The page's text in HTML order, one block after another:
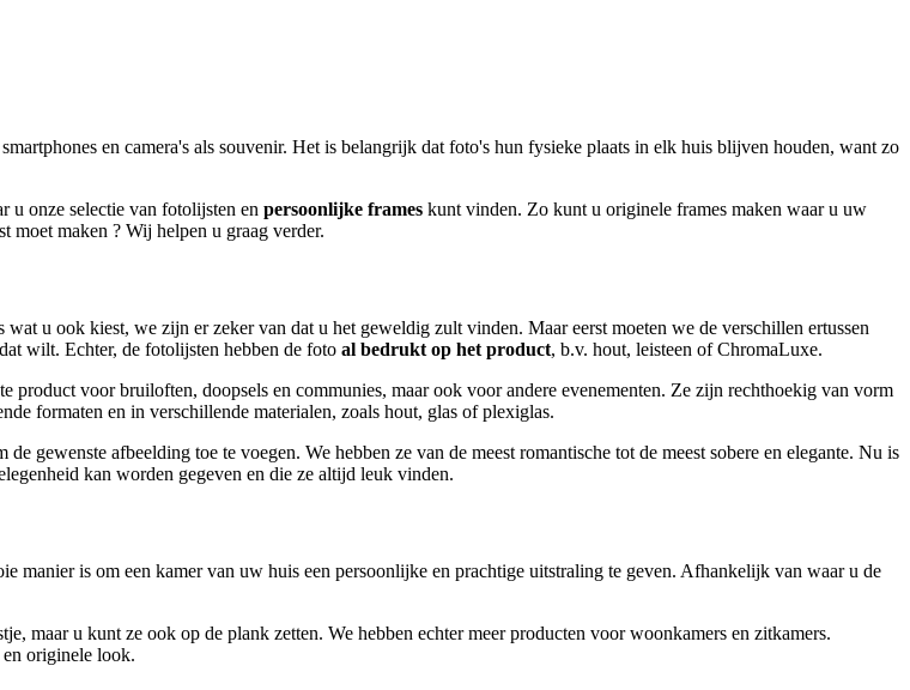
en camera's als souvenir. Het is belangrijk dat foto's hun fysieke plaats in elk huis blijven houden, want zo
u onze selectie van fotolijsten en persoonlijke frames kunt vinden. Zo kunt u originele frames maken waar u uw
moet maken ? Wij helpen u graag verder.
wat u ook kiest, we zijn er zeker van dat u het geweldig zult vinden. Maar eerst moeten we de verschillen ertussen
wilt. Echter, de fotolijsten hebben de foto al bedrukt op het product, b.v. hout, leisteen of ChromaLuxe.
product voor bruiloften, doopsels en communies, maar ook voor andere evenementen. Ze zijn rechthoekig van vorm
formaten en in verschillende materialen, zoals hout, glas of plexiglas.
gewenste afbeelding toe te voegen. We hebben ze van de meest romantische tot de meest sobere en elegante. Nu is
kan worden gegeven en die ze altijd leuk vinden.
manier is om een kamer van uw huis een persoonlijke en prachtige uitstraling te geven. Afhankelijk van waar u de
maar u kunt ze ook op de plank zetten. We hebben echter meer producten voor woonkamers en zitkamers.
en originele look.